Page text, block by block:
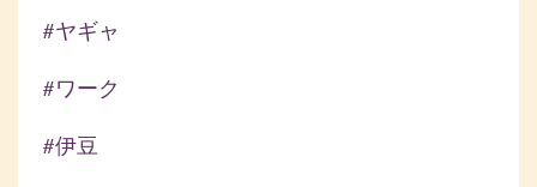
#ヤギャ
#ワーク
#伊豆